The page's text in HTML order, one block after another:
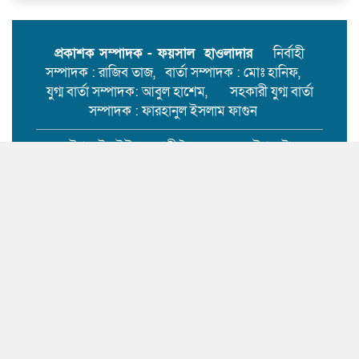
খেলাকে কেন্দ্র করে হাতুড়ি পেটায়
একজন নিহত,ঘাতক আটক
প্রকাশক সম্পাদক - ফয়সাল হাওলাদার
নির্বাহী
সম্পাদক : রাজিব তাজ, বার্তা সম্পাদক : মোঃ হানিফ,
যুগ্ম বার্তা সম্পাদক: আবুল হাশেম, সহকারী যুগ্ম বার্তা
সম্পাদক : ফারহানুল ইসলাম ফাগুন
উপদেষ্টা: ইউসুফ আলী সৈকত। উপদেষ্টা: